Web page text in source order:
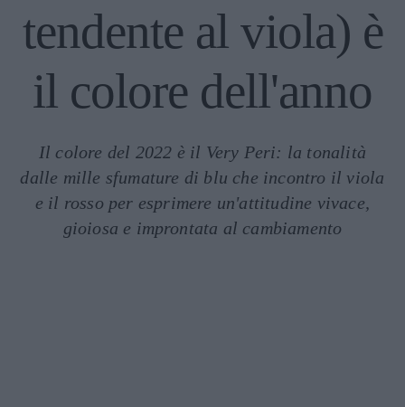
tendente al viola) è
il colore dell'anno
Il colore del 2022 è il Very Peri: la tonalità
dalle mille sfumature di blu che incontro il viola
e il rosso per esprimere un'attitudine vivace,
gioiosa e improntata al cambiamento